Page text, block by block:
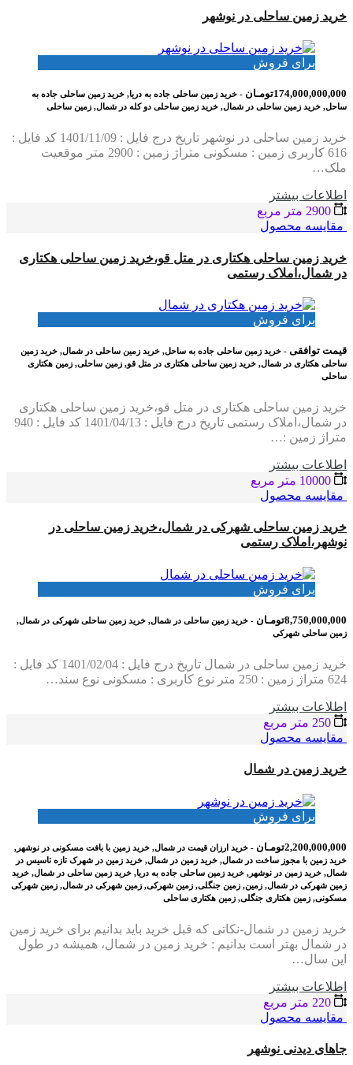
خرید زمین ساحلی در نوشهر
برای فروش
174,000,000,000تومـان
- خرید زمین ساحلی جاده به دریا, خرید زمین ساحلی جاده به
ساحل, خرید زمین ساحلی در شمال, خرید زمین ساحلی دو کله در شمال, زمین ساحلی
خرید زمین ساحلی در نوشهر تاریخ درج فایل : 1401/11/09 کد فایل :
616 کاربری زمین : مسکونی متراژ زمین : 2900 متر موقعیت
ملک…
اطلاعات بيشتر
مقایسه محصول
خرید زمین ساحلی هکتاری در متل قو،خرید زمین ساحلی هکتاری
در شمال،املاک رستمی
برای فروش
قیمت توافقی - خرید زمین ساحلی جاده به ساحل, خرید زمین ساحلی در شمال, خرید زمین
ساحلی هکتاری در شمال, خرید زمین ساحلی هکتاری در متل قو, زمین ساحلی, زمین هکتاری
ساحلی
خرید زمین ساحلی هکتاری در متل قو،خرید زمین ساحلی هکتاری
در شمال،املاک رستمی تاریخ درج فایل : 1401/04/13 کد فایل : 940
متراژ زمین :…
اطلاعات بيشتر
مقایسه محصول
خرید زمین ساحلی شهرکی در شمال،خرید زمین ساحلی در
نوشهر،املاک رستمی
برای فروش
8,750,000,000تومـان
- خرید زمین ساحلی در شمال, خرید زمین ساحلی شهرکی در شمال,
زمین ساحلی شهرکی
خرید زمین ساحلی در شمال تاریخ درج فایل : 1401/02/04 کد فایل :
624 متراژ زمین : 250 متر نوع کاربری : مسکونی نوع سند…
اطلاعات بيشتر
مقایسه محصول
خرید زمین در شمال
برای فروش
2,200,000,000تومـان
- خرید ارزان قیمت در شمال, خرید زمین با بافت مسکونی در نوشهر,
خرید زمین با مجوز ساخت در شمال, خرید زمین در شمال, خرید زمین در شهرک تازه تاسیس در
شمال, خرید زمین در نوشهر, خرید زمین ساحلی جاده به دریا, خرید زمین ساحلی در شمال, خرید
زمین شهرکی در شمال, زمین, زمین جنگلی, زمین شهرکی, زمین شهرکی در شمال, زمین شهرکی
مسکونی, زمین هکتاری جنگلی, زمین هکتاری ساحلی
خرید زمین در شمال-نکاتی که قبل خرید باید بدانیم برای خرید زمین
در شمال بهتر است بدانیم : خرید زمین در شمال، همیشه در طول
این سال…
اطلاعات بيشتر
مقایسه محصول
جاهای دیدنی نوشهر